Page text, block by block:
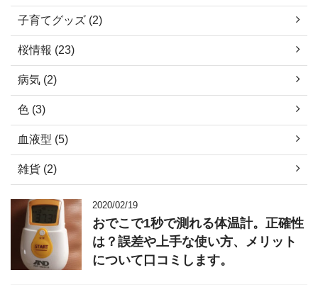
子育てグッズ (2)
桜情報 (23)
病気 (2)
色 (3)
血液型 (5)
雑貨 (2)
2020/02/19
おでこで1秒で測れる体温計。正確性
は？誤差や上手な使い方、メリット
について口コミします。